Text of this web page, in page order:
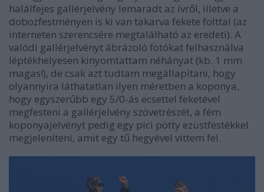
halálfejes gallérjelvény lemaradt az ívről, illetve a
dobozfestményen is ki van takarva fekete folttal (az
interneten szerencsére megtalálható az eredeti). A
valódi gallérjelvényt ábrázoló fotókat felhasználva
léptékhelyesen kinyomtattam néhányat (kb. 1 mm
magas!), de csak azt tudtam megállapítani, hogy
olyannyira láthatatlan ilyen méretben a koponya,
hogy egyszerűbb egy 5/0-ás ecsettel feketével
megfesteni a gallérjelvény szövetrészét, a fém
koponyajelvényt pedig egy pici pötty ezüstfestékkel
megjeleníteni, amit egy tű hegyével vittem fel.